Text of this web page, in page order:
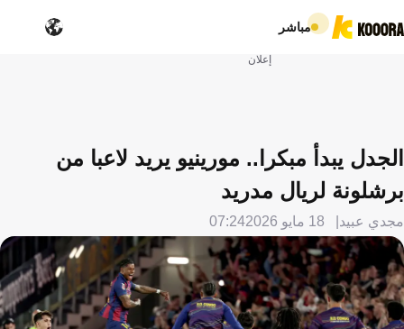
مباشر
إعلان
الجدل يبدأ مبكرا.. مورينيو يريد لاعبا من
برشلونة لريال مدريد
مجدي عبيد 18 مايو 2026 07:24